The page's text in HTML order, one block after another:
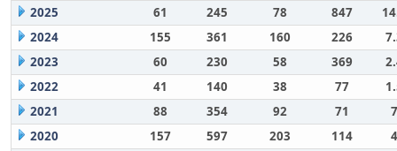
2025
61 245 78 847
2024
155 361 160 226
2023
60 230 58 369
2022
41 140 38 77
2021
88 354 92 71
2020
157 597 203 114